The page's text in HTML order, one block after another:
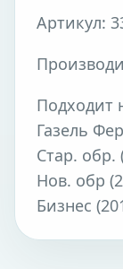
Артикул:
Подходит
Газель
Стар. обр.
Нов. обр
Бизнес